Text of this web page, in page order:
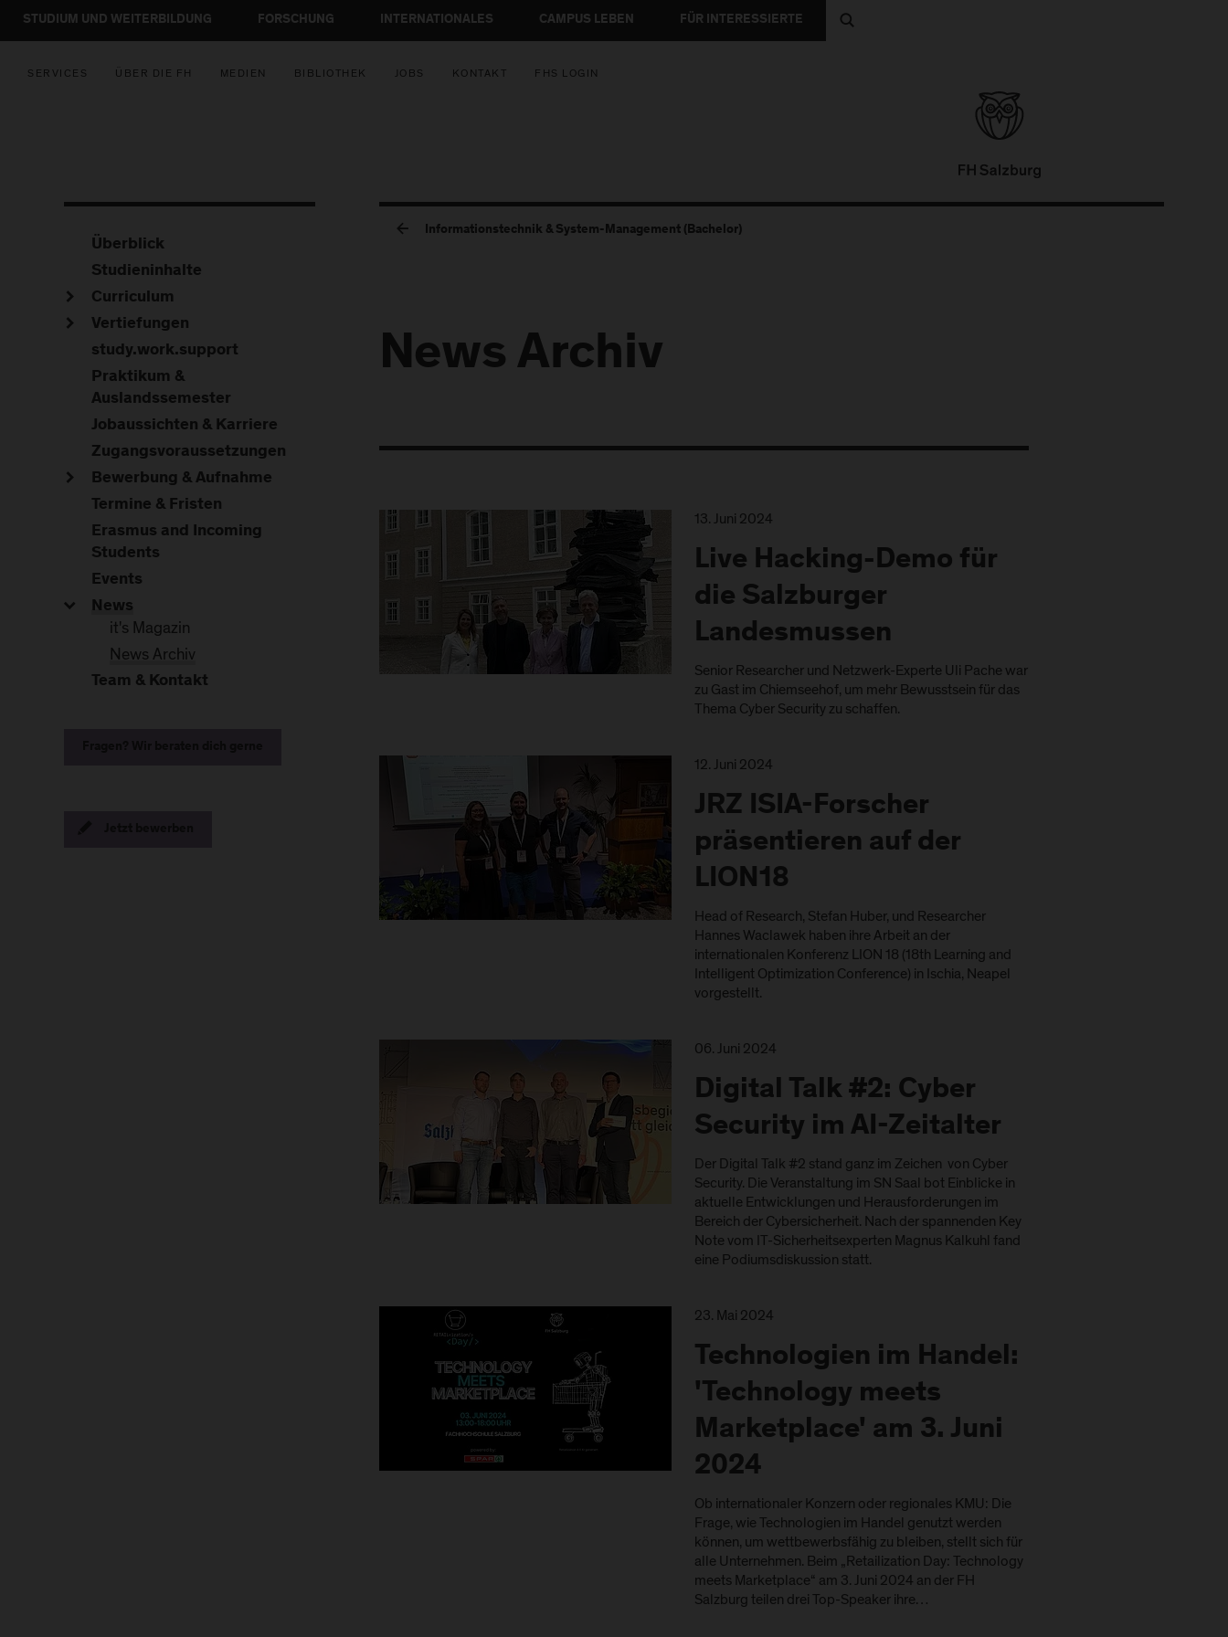
STUDIUM UND WEITERBILDUNG FORSCHUNG INTERNATIONALES CAMPUS LEBEN FÜR INTERESSIERTE
SERVICES ÜBER DIE FH MEDIEN BIBLIOTHEK JOBS KONTAKT FHS LOGIN
Informationstechnik & System-Management (Bachelor)
News Archiv
13. Juni 2024
Live Hacking-Demo für
die Salzburger
Landesmussen
Senior Researcher und Netzwerk-Experte Uli Pache war
zu Gast im Chiemseehof, um mehr Bewusstsein für das
Thema Cyber Security zu schaffen.
12. Juni 2024
JRZ ISIA-Forscher
präsentieren auf der
LION18
Head of Research, Stefan Huber, und Researcher
Hannes Waclawek haben ihre Arbeit an der
internationalen Konferenz LION 18 (18th Learning and
Intelligent Optimization Conference) in Ischia, Neapel
vorgestellt.
06. Juni 2024
Digital Talk #2: Cyber
Security im AI-Zeitalter
Der Digital Talk #2 stand ganz im Zeichen von Cyber
Security. Die Veranstaltung im SN Saal bot Einblicke in
aktuelle Entwicklungen und Herausforderungen im
Bereich der Cybersicherheit. Nach der spannenden Key
Note vom IT-Sicherheitsexperten Magnus Kalkuhl fand
eine Podiumsdiskussion statt.
23. Mai 2024
Technologien im Handel:
'Technology meets
Marketplace' am 3. Juni
2024
Ob internationaler Konzern oder regionales KMU: Die
Frage, wie Technologien im Handel genutzt werden
können, um wettbewerbsfähig zu bleiben, stellt sich für
alle Unternehmen. Beim „Retailization Day: Technology
meets Marketplace“ am 3. Juni 2024 an der FH
Salzburg teilen drei Top-Speaker ihre…
Überblick
Studieninhalte
Curriculum
Vertiefungen
study.work.support
Praktikum &
Auslandssemester
Jobaussichten & Karriere
Zugangsvoraussetzungen
Bewerbung & Aufnahme
Termine & Fristen
Erasmus and Incoming
Students
Events
News
it's Magazin
News Archiv
Team & Kontakt